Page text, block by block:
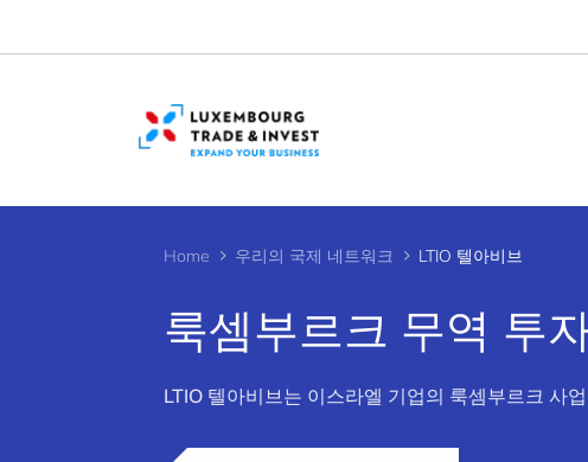
Home 우리의 국제 네트워크 LTIO 텔아비브
룩셈부르크 무역 투
LTIO 텔아비브는 이스라엘 기업의 룩셈부르크 사